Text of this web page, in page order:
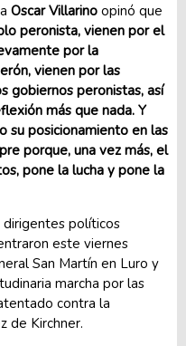
Oscar Villarino opinó que
peronista, vienen por el
por la
vienen por las
gobiernos peronistas, así
más que nada. Y
su posicionamiento en las
porque, una vez más, el
pone la lucha y pone la
dirigentes políticos
este viernes
San Martín en Luro y
marcha por las
contra la
de Kirchner.